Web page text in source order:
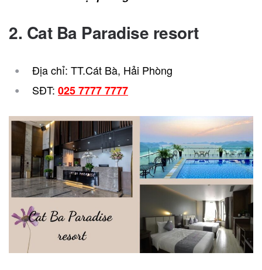
2. Cat Ba Paradise resort
Địa chỉ: TT.Cát Bà, Hải Phòng
SĐT: 025 7777 7777